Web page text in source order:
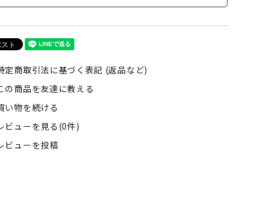
定商取引法に基づく表記 (返品など)
の商品を友達に教える
い物を続ける
ビューを見る(0件)
ビューを投稿